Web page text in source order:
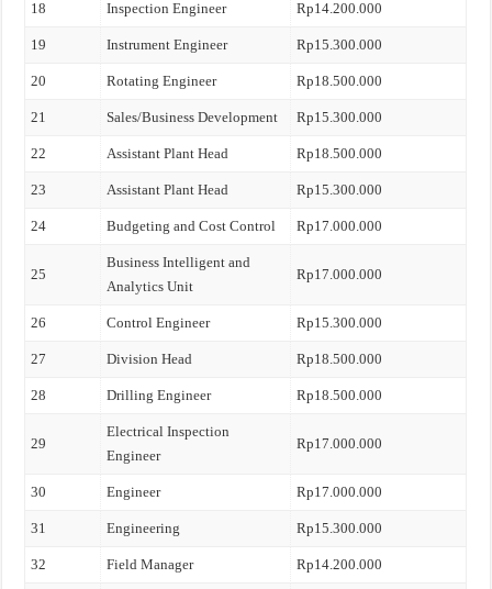
18 Inspection Engineer Rp14.200.000
19 Instrument Engineer Rp15.300.000
20 Rotating Engineer Rp18.500.000
21 Sales/Business Development Rp15.300.000
22 Assistant Plant Head Rp18.500.000
23 Assistant Plant Head Rp15.300.000
24 Budgeting and Cost Control Rp17.000.000
25
Business Intelligent and
Analytics Unit
Rp17.000.000
26 Control Engineer Rp15.300.000
27 Division Head Rp18.500.000
28 Drilling Engineer Rp18.500.000
29
Electrical Inspection
Engineer
Rp17.000.000
30 Engineer Rp17.000.000
31 Engineering Rp15.300.000
32 Field Manager Rp14.200.000